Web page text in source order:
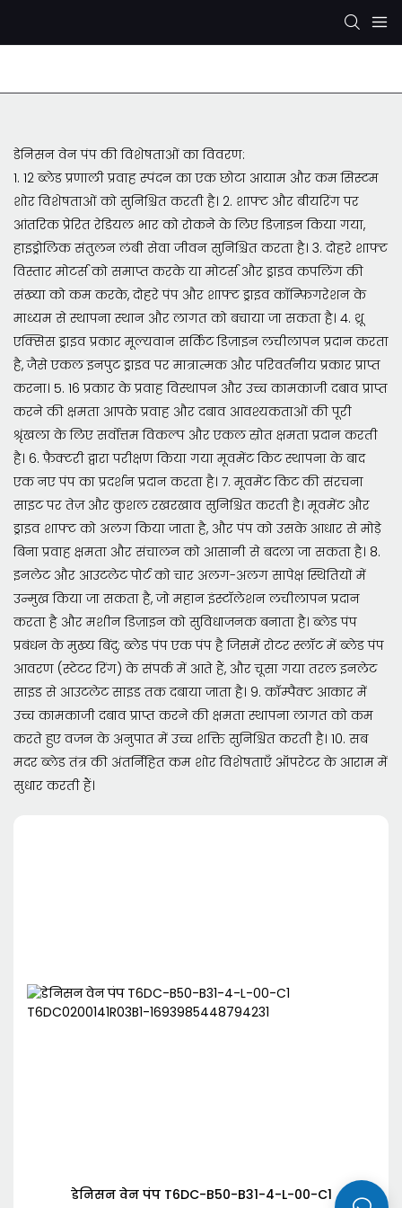
डेनिसन वेन पंप की विशेषताओं का विवरण:
1. 12 ब्लेड प्रणाली प्रवाह स्पंदन का एक छोटा आयाम और कम सिस्टम
शोर विशेषताओं को सुनिश्चित करती है। 2. शाफ्ट और बीयरिंग पर
आंतरिक प्रेरित रेडियल भार को रोकने के लिए डिज़ाइन किया गया,
हाइड्रोलिक संतुलन लंबी सेवा जीवन सुनिश्चित करता है। 3. दोहरे शाफ्ट
विस्तार मोटर्स को समाप्त करके या मोटर्स और ड्राइव कपलिंग की
संख्या को कम करके, दोहरे पंप और शाफ्ट ड्राइव कॉन्फ़िगरेशन के
माध्यम से स्थापना स्थान और लागत को बचाया जा सकता है। 4. थ्रू
एक्सिस ड्राइव प्रकार मूल्यवान सर्किट डिज़ाइन लचीलापन प्रदान करता
है, जैसे एकल इनपुट ड्राइव पर मात्रात्मक और परिवर्तनीय प्रकार प्राप्त
करना। 5. 16 प्रकार के प्रवाह विस्थापन और उच्च कामकाजी दबाव प्राप्त
करने की क्षमता आपके प्रवाह और दबाव आवश्यकताओं की पूरी
श्रृंखला के लिए सर्वोत्तम विकल्प और एकल स्रोत क्षमता प्रदान करती
है। 6. फ़ैक्टरी द्वारा परीक्षण किया गया मूवमेंट किट स्थापना के बाद
एक नए पंप का प्रदर्शन प्रदान करता है। 7. मूवमेंट किट की संरचना
साइट पर तेज़ और कुशल रखरखाव सुनिश्चित करती है। मूवमेंट और
ड्राइव शाफ्ट को अलग किया जाता है, और पंप को उसके आधार से मोड़े
बिना प्रवाह क्षमता और संचालन को आसानी से बदला जा सकता है। 8.
इनलेट और आउटलेट पोर्ट को चार अलग-अलग सापेक्ष स्थितियों में
उन्मुख किया जा सकता है, जो महान इंस्टॉलेशन लचीलापन प्रदान
करता है और मशीन डिज़ाइन को सुविधाजनक बनाता है। ब्लेड पंप
प्रबंधन के मुख्य बिंदु: ब्लेड पंप एक पंप है जिसमें रोटर स्लॉट में ब्लेड पंप
आवरण (स्टेटर रिंग) के संपर्क में आते हैं, और चूसा गया तरल इनलेट
साइड से आउटलेट साइड तक दबाया जाता है। 9. कॉम्पैक्ट आकार में
उच्च कामकाजी दबाव प्राप्त करने की क्षमता स्थापना लागत को कम
करते हुए वजन के अनुपात में उच्च शक्ति सुनिश्चित करती है। 10. सब
मदर ब्लेड तंत्र की अंतर्निहित कम शोर विशेषताएँ ऑपरेटर के आराम में
सुधार करती हैं।
डेनिसन वेन पंप T6DC-B50-B31-4-L-00-C1